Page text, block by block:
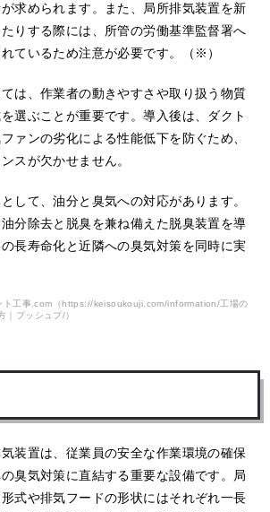
求められます。また、局所排気装置を新
りする際には、所管の労働基準監督署へ
ているため注意が必要です。（※）
は、作業者の動きやすさや取り扱う物質
選ぶことが重要です。導入後は、ダクト
ァンの劣化による性能低下を防ぐため、
スが欠かせません。
して、油分と臭気への対応があります。
分除去と脱臭を兼ね備えた脱臭装置を導
長寿命化と近隣への臭気対策を同時に実
ト工事.com （https://keisoukouji.com/information/工場の
｜プッシュプ/）
装置は、従業員の安全な作業環境の確保
臭気対策に直結する重要な設備です。局
式や排気フードの形状にはそれぞれ一長